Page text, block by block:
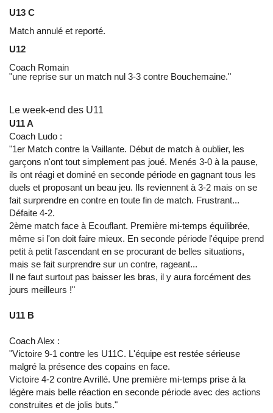
U13 C
Match annulé et reporté.
U12
Coach Romain
"une reprise sur un match nul 3-3 contre Bouchemaine."
Le week-end des U11
U11 A
Coach Ludo :
"1er Match contre la Vaillante. Début de match à oublier, les
garçons n'ont tout simplement pas joué. Menés 3-0 à la pause,
ils ont réagi et dominé en seconde période en gagnant tous les
duels et proposant un beau jeu. Ils reviennent à 3-2 mais on se
fait surprendre en contre en toute fin de match. Frustrant...
Défaite 4-2.
2ème match face à Ecouflant. Première mi-temps équilibrée,
même si l'on doit faire mieux. En seconde période l'équipe prend
petit à petit l'ascendant en se procurant de belles situations,
mais se fait surprendre sur un contre, rageant...
Il ne faut surtout pas baisser les bras, il y aura forcément des
jours meilleurs !"
U11 B
Coach Alex :
"Victoire 9-1 contre les U11C. L'équipe est restée sérieuse
malgré la présence des copains en face.
Victoire 4-2 contre Avrillé. Une première mi-temps prise à la
légère mais belle réaction en seconde période avec des actions
construites et de jolis buts."